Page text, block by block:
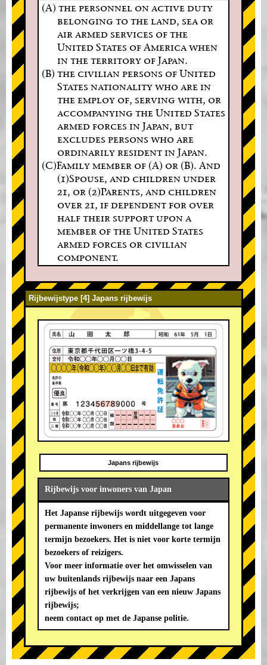
(A) the personnel on active duty
belonging to the land, sea or
air armed services of the
United States of America when
in the territory of Japan.
(B) the civilian persons of United
States nationality who are in
the employ of, serving with, or
accompanying the United States
armed forces in Japan, but
excludes persons who are
ordinarily resident in Japan.
(C)Family member of (A) or (B). And
(1)Spouse, and children under
21, or (2)Parents, and children
over 21, if dependent for over
half their support upon a
member of the United States
armed forces or civilian
component.
Rijbewijstype [4] Japans rijbewijs
Japans rijbewijs
Rijbewijs voor inwoners van Japan
Het Japanse rijbewijs wordt uitgegeven voor
permanente inwoners en middellange tot lange
termijn bezoekers. Het is niet voor korte termijn
bezoekers of reizigers.
Voor meer informatie over het omwisselen van
uw buitenlands rijbewijs naar een Japans
rijbewijs of het verkrijgen van een nieuw Japans
rijbewijs;
neem contact op met de Japanse politie.